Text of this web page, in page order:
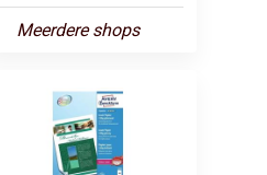
Meerdere shops